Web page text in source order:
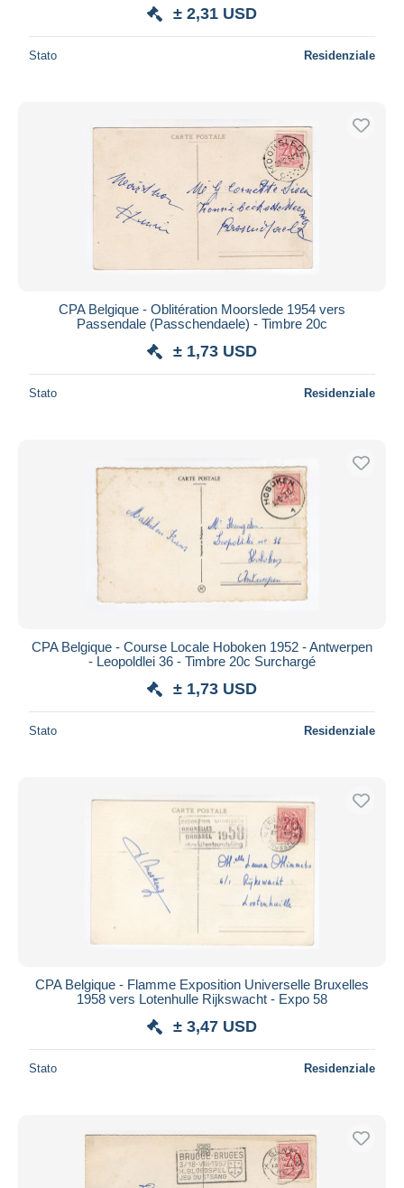
± 2,31 USD
Stato Residenziale
CPA Belgique - Oblitération Moorslede 1954 vers
Passendale (Passchendaele) - Timbre 20c
± 1,73 USD
Stato Residenziale
CPA Belgique - Course Locale Hoboken 1952 - Antwerpen
- Leopoldlei 36 - Timbre 20c Surchargé
± 1,73 USD
Stato Residenziale
CPA Belgique - Flamme Exposition Universelle Bruxelles
1958 vers Lotenhulle Rijkswacht - Expo 58
± 3,47 USD
Stato Residenziale